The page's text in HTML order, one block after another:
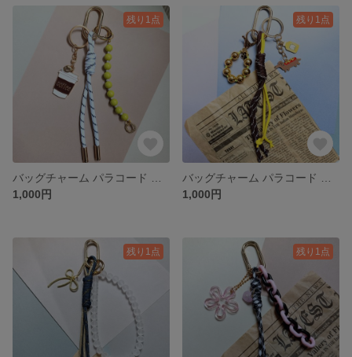
残り1点
1,000円
残り1点
1,000円
残り1点 残り1点